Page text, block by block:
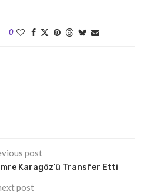
0
post
Karagöz’ü Transfer Etti
post